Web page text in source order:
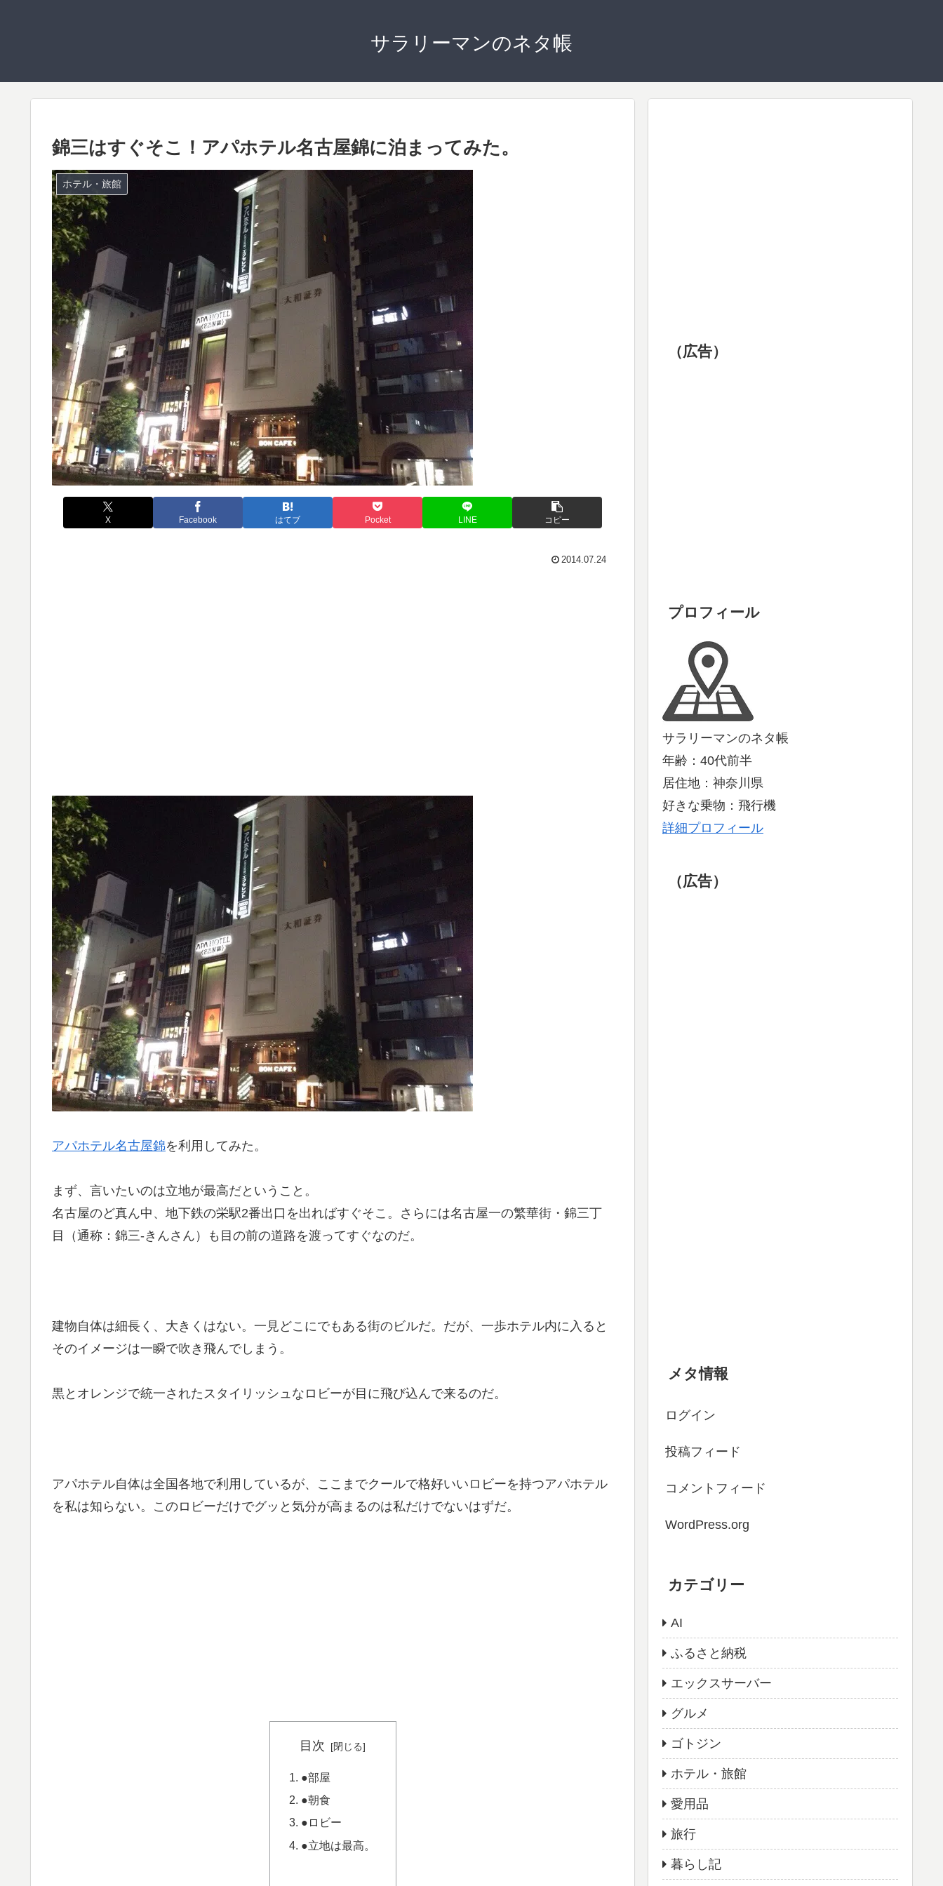
サラリーマンのネタ帳
錦三はすぐそこ！アパホテル名古屋錦に泊まってみた。
ホテル・旅館
X Facebook はてブ Pocket LINE コピー
2014.07.24
アパホテル名古屋錦を利用してみた。
まず、言いたいのは立地が最高だということ。
名古屋のど真ん中、地下鉄の栄駅2番出口を出ればすぐそこ。さらには名古屋一の繁華街・錦三丁
目（通称：錦三-きんさん）も目の前の道路を渡ってすぐなのだ。
建物自体は細長く、大きくはない。一見どこにでもある街のビルだ。だが、一歩ホテル内に入ると
そのイメージは一瞬で吹き飛んでしまう。
黒とオレンジで統一されたスタイリッシュなロビーが目に飛び込んで来るのだ。
アパホテル自体は全国各地で利用しているが、ここまでクールで格好いいロビーを持つアパホテル
を私は知らない。このロビーだけでグッと気分が高まるのは私だけでないはずだ。
目次
●部屋
●朝食
●ロビー
●立地は最高。
（広告）
プロフィール
サラリーマンのネタ帳
年齢：40代前半
居住地：神奈川県
好きな乗物：飛行機
詳細プロフィール
（広告）
メタ情報
ログイン
投稿フィード
コメントフィード
WordPress.org
カテゴリー
AI
ふるさと納税
エックスサーバー
グルメ
ゴトジン
ホテル・旅館
愛用品
旅行
暮らし記